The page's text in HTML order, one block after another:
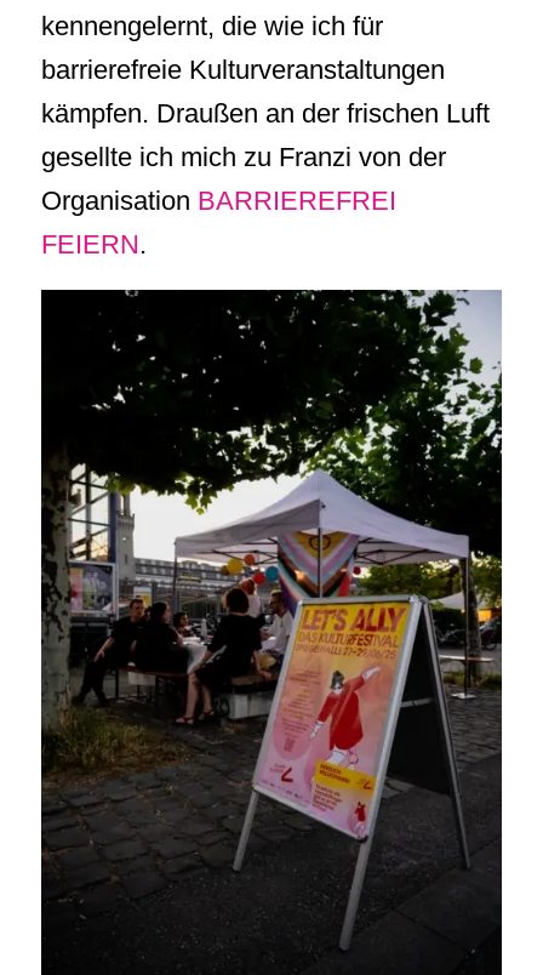
kennengelernt, die wie ich für
barrierefreie Kulturveranstaltungen
kämpfen. Draußen an der frischen Luft
gesellte ich mich zu Franzi von der
Organisation BARRIEREFREI
FEIERN.